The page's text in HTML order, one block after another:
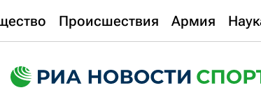
Происшествия Армия